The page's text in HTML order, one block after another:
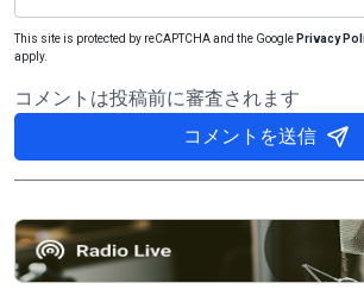
This site is protected by reCAPTCHA and the Google Privacy
apply.
コメントは投稿前に審査されます
コメントを送信